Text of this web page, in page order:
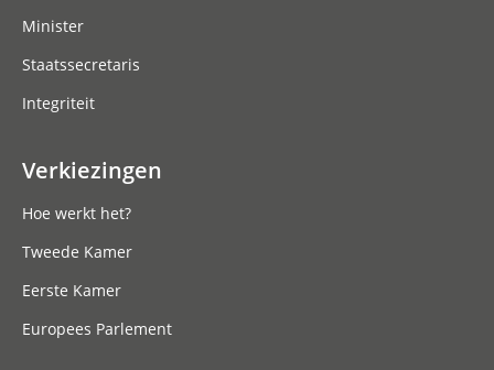
Minister
Staatssecretaris
Integriteit
Verkiezingen
Hoe werkt het?
Tweede Kamer
Eerste Kamer
Europees Parlement